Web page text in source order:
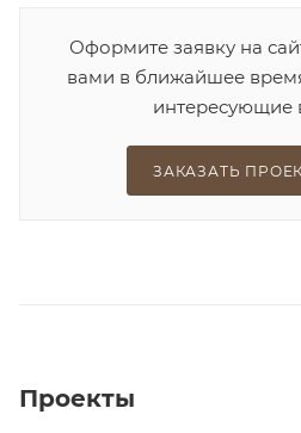
Оформите заявку на
вами в ближайшее
интересующие
ЗАКАЗАТЬ
Проекты